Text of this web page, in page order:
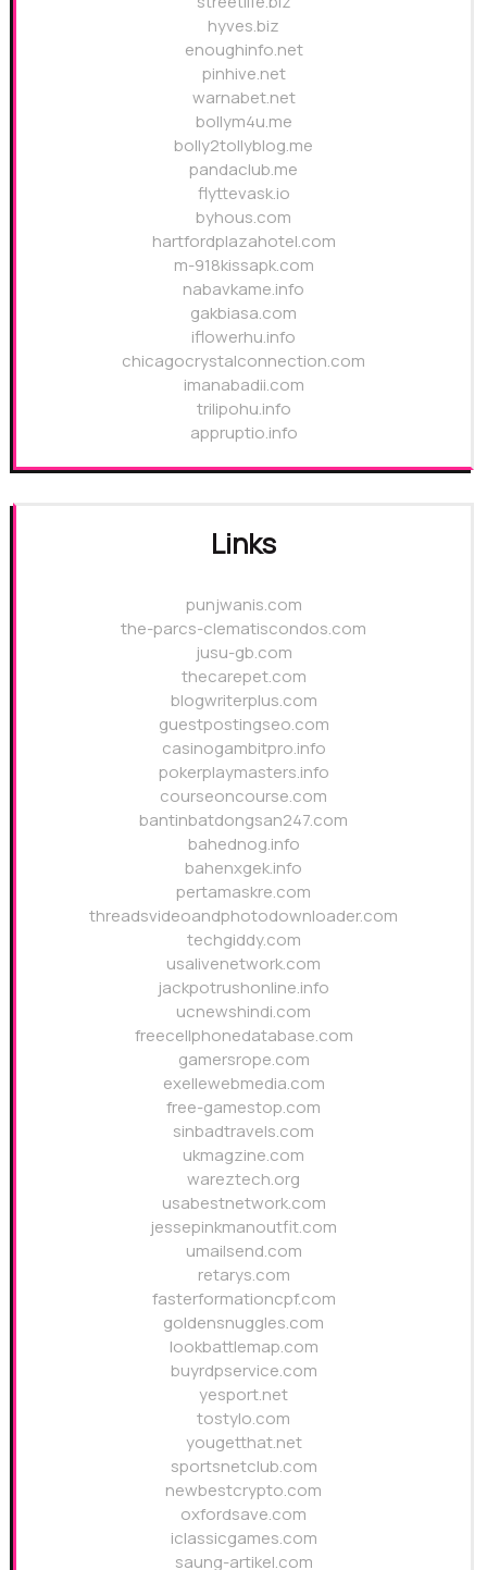
hyves.biz
enoughinfo.net
pinhive.net
warnabet.net
bollym4u.me
bolly2tollyblog.me
pandaclub.me
flyttevask.io
byhous.com
hartfordplazahotel.com
m-918kissapk.com
nabavkame.info
gakbiasa.com
iflowerhu.info
chicagocrystalconnection.com
imanabadii.com
trilipohu.info
appruptio.info
Links
punjwanis.com
the-parcs-clematiscondos.com
jusu-gb.com
thecarepet.com
blogwriterplus.com
guestpostingseo.com
casinogambitpro.info
pokerplaymasters.info
courseoncourse.com
bantinbatdongsan247.com
bahednog.info
bahenxgek.info
pertamaskre.com
threadsvideoandphotodownloader.com
techgiddy.com
usalivenetwork.com
jackpotrushonline.info
ucnewshindi.com
freecellphonedatabase.com
gamersrope.com
exellewebmedia.com
free-gamestop.com
sinbadtravels.com
ukmagzine.com
wareztech.org
usabestnetwork.com
jessepinkmanoutfit.com
umailsend.com
retarys.com
fasterformationcpf.com
goldensnuggles.com
lookbattlemap.com
buyrdpservice.com
yesport.net
tostylo.com
yougetthat.net
sportsnetclub.com
newbestcrypto.com
oxfordsave.com
iclassicgames.com
saung-artikel.com